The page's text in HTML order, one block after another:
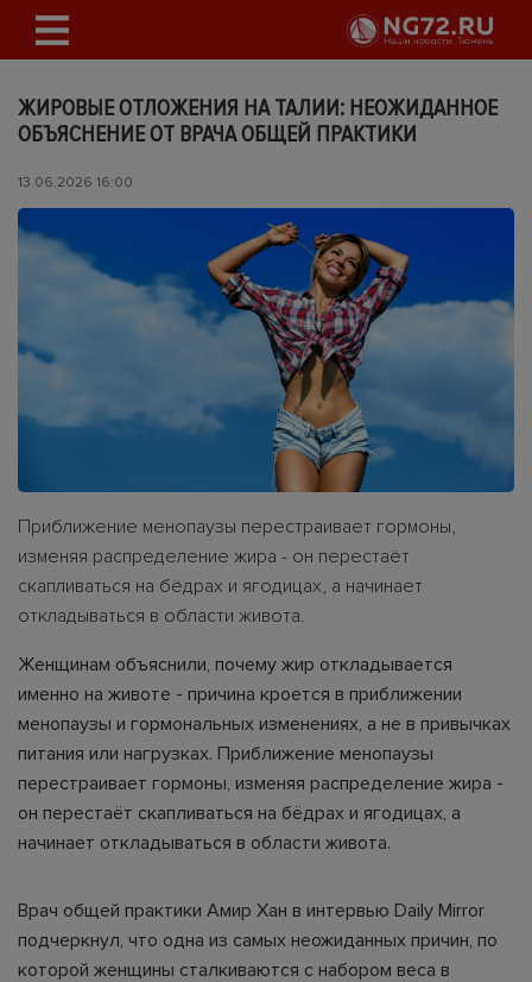
ЖИРОВЫЕ ОТЛОЖЕНИЯ НА ТАЛИИ: НЕОЖИДАННОЕ
ОБЪЯСНЕНИЕ ОТ ВРАЧА ОБЩЕЙ ПРАКТИКИ
13.06.2026 16:00
Приближение менопаузы перестраивает гормоны,
изменяя распределение жира - он перестаёт
скапливаться на бёдрах и ягодицах, а начинает
откладываться в области живота.
Женщинам объяснили, почему жир откладывается
именно на животе - причина кроется в приближении
менопаузы и гормональных изменениях, а не в привычках
питания или нагрузках. Приближение менопаузы
перестраивает гормоны, изменяя распределение жира -
он перестаёт скапливаться на бёдрах и ягодицах, а
начинает откладываться в области живота.
Врач общей практики Амир Хан в интервью Daily Mirror
подчеркнул, что одна из самых неожиданных причин, по
которой женщины сталкиваются с набором веса в